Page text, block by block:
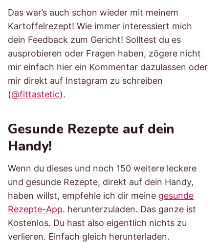
Das war’s auch schon wieder mit meinem
Kartoffelrezept! Wie immer interessiert mich
dein Feedback zum Gericht! Solltest du es
ausprobieren oder Fragen haben, zögere nicht
mir einfach hier ein Kommentar dazulassen oder
mir direkt auf Instagram zu schreiben
(@fittastetic).
Gesunde Rezepte auf dein
Handy!
Wenn du dieses und noch 150 weitere leckere
und gesunde Rezepte, direkt auf dein Handy,
haben willst, empfehle ich dir meine gesunde
Rezepte-App. herunterzuladen. Das ganze ist
Kostenlos. Du hast also eigentlich nichts zu
verlieren. Einfach gleich herunterladen.